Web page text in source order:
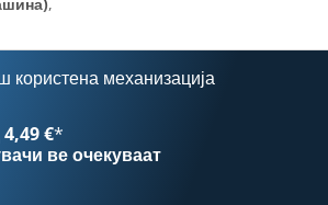
користена механизација
4,49 €*
ве очекуваат